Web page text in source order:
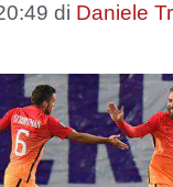
di Daniele